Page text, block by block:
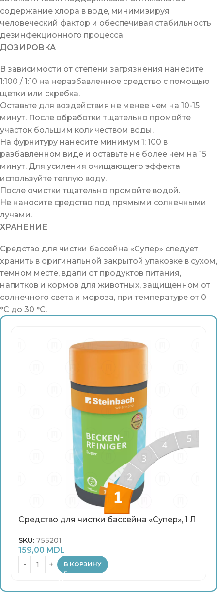
содержание хлора в воде, минимизируя
человеческий фактор и обеспечивая стабильность
дезинфекционного процесса.
ДОЗИРОВКА
В зависимости от степени загрязнения нанесите
1:100 / 1:10 на неразбавленное средство с помощью
щетки или скребка.
Оставьте для воздействия не менее чем на 10-15
минут. После обработки тщательно промойте
участок большим количеством воды.
На фурнитуру нанесите минимум 1: 100 в
разбавленном виде и оставьте не более чем на 15
минут. Для усиления очищающего эффекта
используйте теплую воду.
После очистки тщательно промойте водой.
Не наносите средство под прямыми солнечными
лучами.
ХРАНЕНИЕ
Средство для чистки бассейна «Супер» следует
хранить в оригинальной закрытой упаковке в сухом,
темном месте, вдали от продуктов питания,
напитков и кормов для животных, защищенном от
солнечного света и мороза, при температуре от 0
°C до 30 °C.
Средство для чистки бассейна «Супер», 1 Л
SKU: 755201
159,00 MDL
В КОРЗИНУ